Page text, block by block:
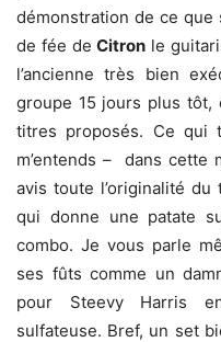
démonstration de ce que
de fée deCitron le
l’ancienne très bien
groupe 15 jours plus tôt,
titres proposés. Ce
m’entends – dans cette
avis toute l’originalité du
qui donne une patate
combo. Je vous parle
ses fûts comme un
pour Steevy Harris
sulfateuse. Bref, un set